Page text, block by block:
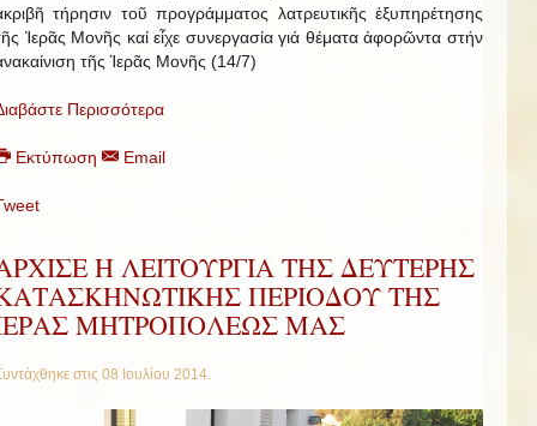
τήρησιν τοῦ προγράμματος λατρευτικῆς ἐξυπηρέτησης
Ἱερᾶς Μονῆς καί εἶχε συνεργασία γιά θέματα ἀφορῶντα στήν
τῆς Ἱερᾶς Μονῆς (14/7)
Περισσότερα
Εκτύπωση Email
Η ΛΕΙΤΟΥΡΓΙΑ ΤΗΣ ΔΕΥΤΕΡΗΣ
ΠΕΡΙΟΔΟΥ ΤΗΣ
ΜΗΤΡΟΠΟΛΕΩΣ ΜΑΣ
στις 08 Ιουλίου 2014.